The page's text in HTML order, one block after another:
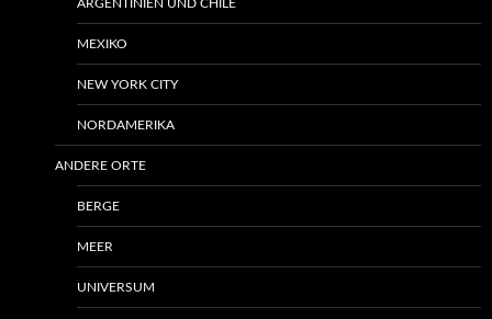
ARGENTINIEN UND CHILE
MEXIKO
NEW YORK CITY
NORDAMERIKA
ANDERE ORTE
BERGE
MEER
UNIVERSUM